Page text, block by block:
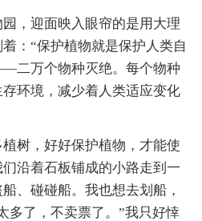
，迎面映入眼帘的是用大理
：“保护植物就是保护人类自
二万个物种灭绝。每个物种
环境，减少着人类适应变化
树，好好保护植物，才能使
沿着石板铺成的小路走到一
、碰碰船。我也想去划船，
多了，不卖票了。”我只好悻